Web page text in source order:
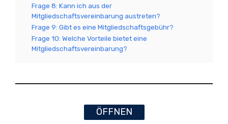
Frage 8: Kann ich aus der
Mitgliedschaftsvereinbarung austreten?
Frage 9: Gibt es eine Mitgliedschaftsgebühr?
Frage 10: Welche Vorteile bietet eine
Mitgliedschaftsvereinbarung?
ÖFFNEN